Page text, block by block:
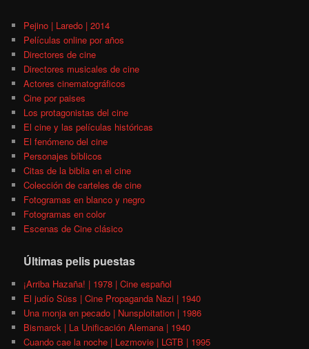
Pejino | Laredo | 2014
Películas online por años
Directores de cine
Directores musicales de cine
Actores cinematográficos
Cine por paises
Los protagonistas del cine
El cine y las películas históricas
El fenómeno del cine
Personajes bíblicos
Citas de la biblia en el cine
Colección de carteles de cine
Fotogramas en blanco y negro
Fotogramas en color
Escenas de Cine clásico
Últimas pelis puestas
¡Arriba Hazaña! | 1978 | Cine español
El judío Süss | Cine Propaganda Nazi | 1940
Una monja en pecado | Nunsploitation | 1986
Bismarck | La Unificación Alemana | 1940
Cuando cae la noche | Lezmovie | LGTB | 1995